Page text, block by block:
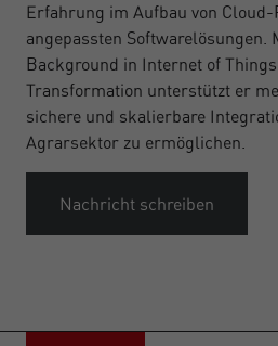
Erfahrung im Aufbau von
angepassten Softwarelösungen.
Background in Internet of
Transformation unterstützt er
sichere und skalierbare
Agrarsektor zu ermöglichen.
Nachricht schreiben